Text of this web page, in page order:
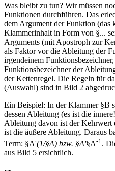
Was bleibt zu tun? Wir müssen
Funktionen durchführen. Das
dem Argument der Funktion (das
Klammerinhalt in Form von §...
Arguments (mit Apostroph zur
als Faktor vor die Ableitung der
irgendeinem
Funktionsbezeichner der
der Kettenregel. Die Regeln für
(Auswahl) sind in Bild 2
Ein Beispiel: In der Klammer §B
dessen Ableitung (es ist die
Ableitung davon ist der
ist die äußere Ableitung. Daraus
Term: §A'(1/§A) bzw. §A'§A-1 .
aus Bild 5 ersichtlich.